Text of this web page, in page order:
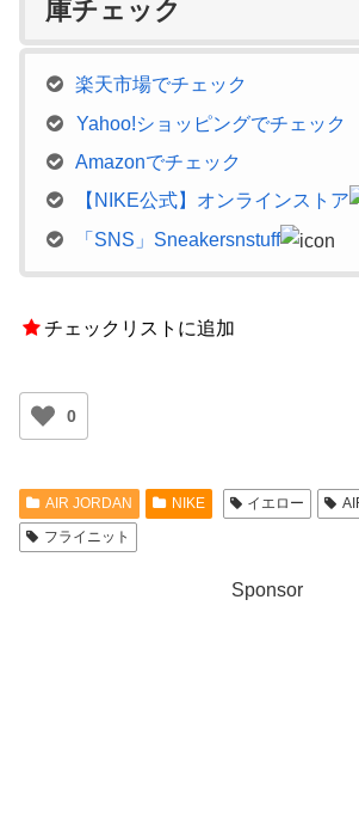
庫チェック
楽天市場でチェック
Yahoo!ショッピングでチェック
Amazonでチェック
【NIKE公式】オンラインストア
「SNS」Sneakersnstuff
チェックリストに追加
0
AIR JORDAN NIKE イエロー
フライニット
Sponsor